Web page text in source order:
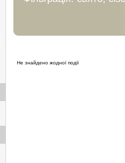
Не знайдено жодної події